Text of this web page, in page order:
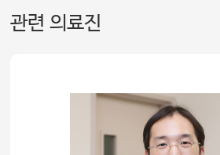
관련 의료진